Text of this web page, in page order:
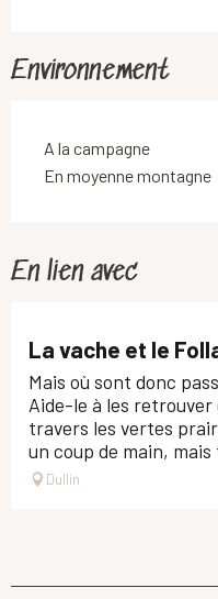
Environnement
A la campagne
En moyenne montagne
En lien avec
La vache et le
Mais où sont donc
Aide-le à les
travers les vertes
un coup de main, mais
Dullin